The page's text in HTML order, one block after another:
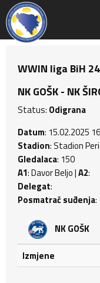
WWIN liga BiH
NK GOŠK - NK
Status: Odigrana
Datum: 15.02.2025
Stadion: Stadion
Gledalaca: 150
A1: Davor Beljo |A2:
Delegat:
Posmatrač suđenja:
NK GOŠK
Izmjene